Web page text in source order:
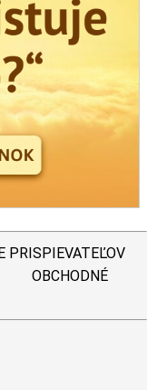
PRISPIEVATEĽOV
OBCHODNÉ